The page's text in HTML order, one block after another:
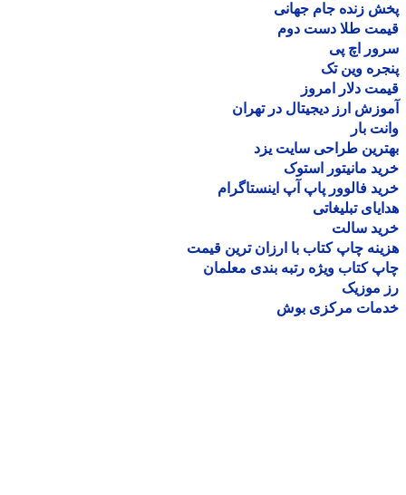
زنده جام جهانی
طلا دست دوم
اچ پی
وین تک
دلار امروز
ارز دیجیتال در تهران
بار
طراحی سایت یزد
مانیتور استوک
فالوور پاپ آپ اینستاگرام
تبلیغاتی
سالت
چاپ کتاب با ارزان ترین قیمت
کتاب ویژه رتبه بندی معلمان
موزیک
مرکزی بوش